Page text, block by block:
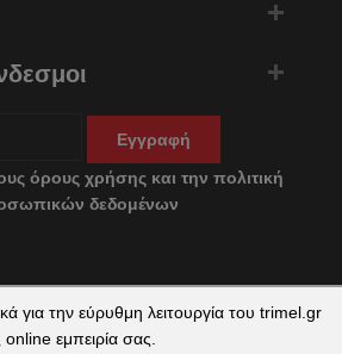
Εγγραφή
όρους χρήσης και την πολιτική
δεδομένων
για την εύρυθμη λειτουργία του trimel.gr
online εμπειρία σας.